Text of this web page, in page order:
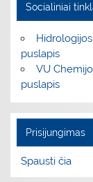
Socialiniai
puslapis
VU
puslapis
Prisijungimas
Spausti čia